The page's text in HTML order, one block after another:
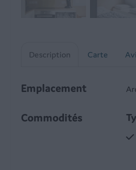
Description Carte
Emplacement
Commodités